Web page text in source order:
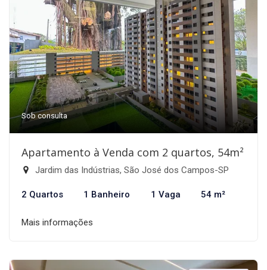
Sob consulta
Apartamento à Venda com 2 quartos, 54m²
Jardim das Indústrias, São José dos Campos-SP
2 Quartos 1 Banheiro 1 Vaga 54 m²
Mais informações